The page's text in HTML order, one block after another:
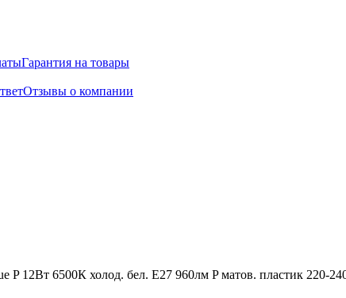
Гарантия на товары
Отзывы о компании
P 12Вт 6500К холод. бел. E27 960лм P матов. пластик 220-